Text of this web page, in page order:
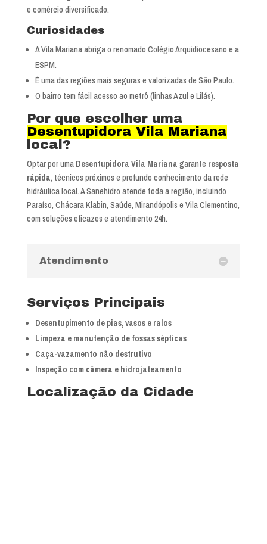
e comércio diversificado.
Curiosidades
A Vila Mariana abriga o renomado Colégio Arquidiocesano e a
ESPM.
É uma das regiões mais seguras e valorizadas de São Paulo.
O bairro tem fácil acesso ao metrô (linhas Azul e Lilás).
Por que escolher uma
Desentupidora Vila Mariana
local?
Optar por uma Desentupidora Vila Mariana garante resposta
rápida, técnicos próximos e profundo conhecimento da rede
hidráulica local. A Sanehidro atende toda a região, incluindo
Paraíso, Chácara Klabin, Saúde, Mirandópolis e Vila Clementino,
com soluções eficazes e atendimento 24h.
Atendimento
Serviços Principais
Desentupimento de pias, vasos e ralos
Limpeza e manutenção de fossas sépticas
Caça-vazamento não destrutivo
Inspeção com câmera e hidrojateamento
Localização da Cidade